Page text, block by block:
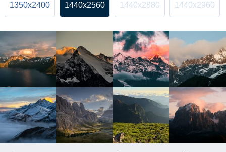
1350x2400 1440x2560 1440x2880 1440x2960